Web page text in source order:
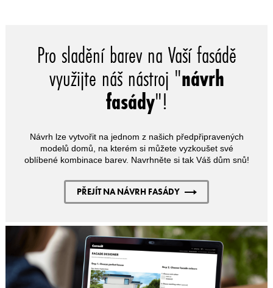
Pro sladění barev na Vaší fasádě
využijte náš nástroj "návrh
fasády"!
Návrh lze vytvořit na jednom z našich předpřipravených
modelů domů, na kterém si můžete vyzkoušet své
oblíbené kombinace barev. Navrhněte si tak Váš dům snů!
PŘEJÍT NA NÁVRH FASÁDY